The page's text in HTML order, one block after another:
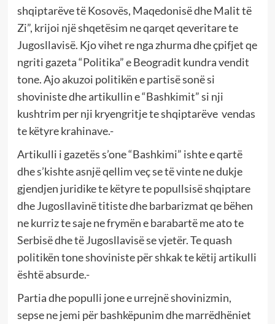
shqiptarëve të Kosovës, Maqedonisë dhe Malit të
Zi”, krijoi një shqetësim ne qarqet qeveritare te
Jugosllavisë. Kjo vihet re nga zhurma dhe çpifjet qe
ngriti gazeta “Politika” e Beogradit kundra vendit
tone. Ajo akuzoi politikën e partisë sonë si
shoviniste dhe artikullin e “Bashkimit” si nji
kushtrim per nji kryengritje te shqiptarëve vendas
te këtyre krahinave.-
Artikulli i gazetës s’one “Bashkimi” ishte e qartë
dhe s’kishte asnjë qellim veç se të vinte ne dukje
gjendjen juridike te këtyre te popullsisë shqiptare
dhe Jugosllavinë titiste dhe barbarizmat qe bëhen
ne kurriz te saje ne frymën e barabartë me ato te
Serbisë dhe të Jugosllavisë se vjetër. Te quash
politikën tone shoviniste për shkak te këtij artikulli
është absurde.-
Partia dhe populli jone e urrejnë shovinizmin,
sepse ne jemi për bashkëpunim dhe marrëdhëniet